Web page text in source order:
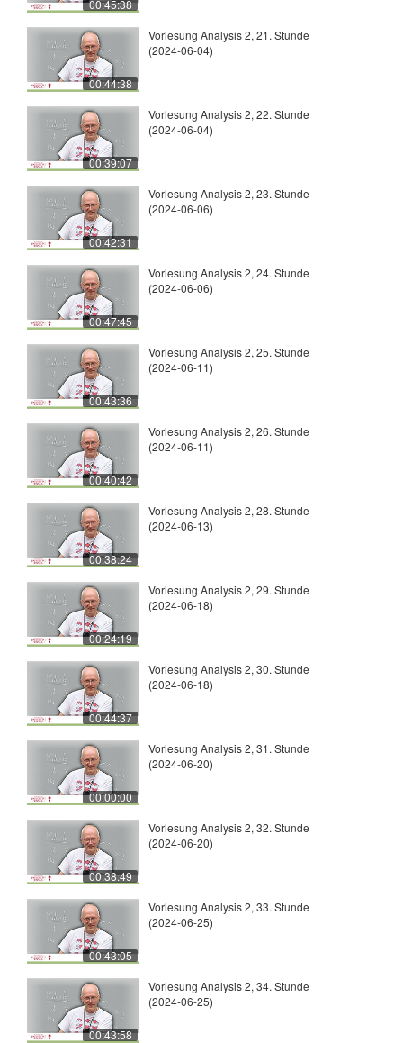
00:45:38
00:44:38
Vorlesung Analysis 2, 21. Stunde
(2024-06-04)
00:39:07
Vorlesung Analysis 2, 22. Stunde
(2024-06-04)
00:42:31
Vorlesung Analysis 2, 23. Stunde
(2024-06-06)
00:47:45
Vorlesung Analysis 2, 24. Stunde
(2024-06-06)
00:43:36
Vorlesung Analysis 2, 25. Stunde
(2024-06-11)
00:40:42
Vorlesung Analysis 2, 26. Stunde
(2024-06-11)
00:38:24
Vorlesung Analysis 2, 28. Stunde
(2024-06-13)
00:24:19
Vorlesung Analysis 2, 29. Stunde
(2024-06-18)
00:44:37
Vorlesung Analysis 2, 30. Stunde
(2024-06-18)
00:00:00
Vorlesung Analysis 2, 31. Stunde
(2024-06-20)
00:38:49
Vorlesung Analysis 2, 32. Stunde
(2024-06-20)
00:43:05
Vorlesung Analysis 2, 33. Stunde
(2024-06-25)
00:43:58
Vorlesung Analysis 2, 34. Stunde
(2024-06-25)